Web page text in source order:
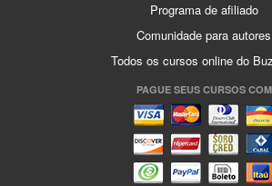
Programa de afiliado
Comunidade para autores
Todos os cursos online do
PAGUE SEUS CURSOS COM